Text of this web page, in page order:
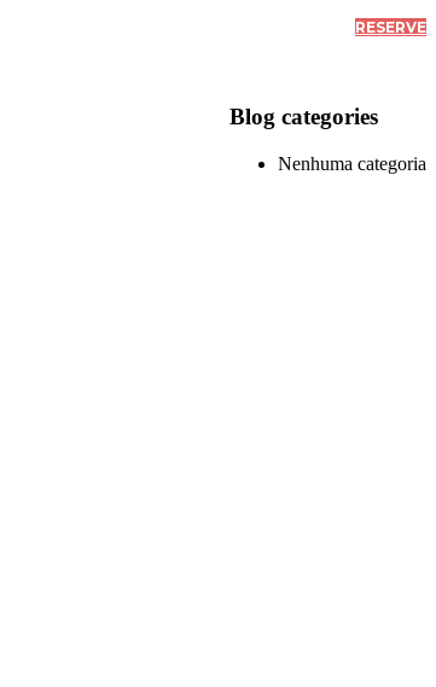
RESERVE
Blog categories
Nenhuma categoria